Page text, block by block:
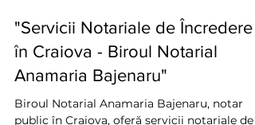
13 nov. 2025 1 min de citit
"Servicii Notariale de Încredere
în Craiova - Biroul Notarial
Anamaria Bajenaru"